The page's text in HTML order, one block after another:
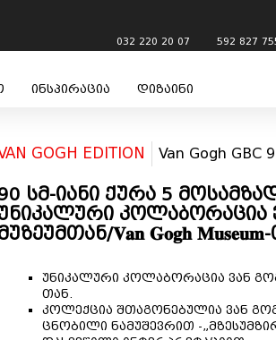
032 220 20 07 592 827
ინსპირაცია დიზაინი
GOGH EDITION Van Gogh GBC
სმ-იანი ქურა 5
კოლაბორაცია
𝐕𝐚𝐧 𝐆𝐨𝐠𝐡
უნიკალური კოლაბორაცია ვან
თან.
კოლექცია შთაგონებულია ვან
ცნობილი ნამუშევრით -